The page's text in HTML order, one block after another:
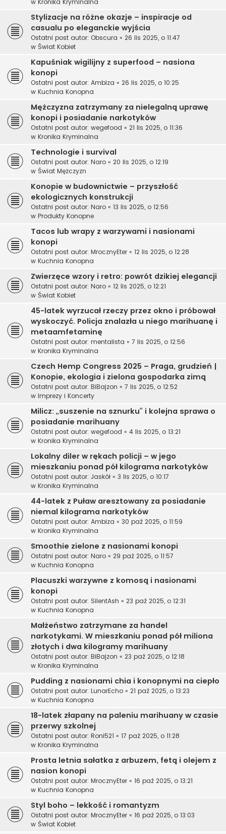
w Kronika Kryminalna
Stylizacje na różne okazje – inspiracje od
casualu po eleganckie wyjścia
Ostatni post autor: Obscura « 26 lis 2025, o 11:47
w Świat Kobiet
Kapuśniak wigilijny z superfood – nasiona
konopi
Ostatni post autor: Ambiza « 26 lis 2025, o 10:25
w Kuchnia Konopna
Mężczyzna zatrzymany za nielegalną uprawę
konopi i posiadanie narkotyków
Ostatni post autor: wegefood « 21 lis 2025, o 11:36
w Kronika Kryminalna
Technologie i survival
Ostatni post autor: Naro « 20 lis 2025, o 12:19
w Świat Mężczyzn
Konopie w budownictwie – przyszłość
ekologicznych konstrukcji
Ostatni post autor: Naro « 13 lis 2025, o 12:56
w Produkty Konopne
Tacos lub wrapy z warzywami i nasionami
konopi
Ostatni post autor: MrocznyEter « 12 lis 2025, o 12:28
w Kuchnia Konopna
Zwierzęce wzory i retro: powrót dzikiej elegancji
Ostatni post autor: Naro « 12 lis 2025, o 12:21
w Świat Kobiet
45-latek wyrzucał rzeczy przez okno i próbował
wyskoczyć. Policja znalazła u niego marihuanę i
metaamfetaminę
Ostatni post autor: mentalista « 7 lis 2025, o 12:56
w Kronika Kryminalna
Czech Hemp Congress 2025 – Praga, grudzień |
Konopie, ekologia i zielona gospodarka zimą
Ostatni post autor: BiBajzon « 7 lis 2025, o 12:52
w Imprezy i Koncerty
Milicz: „suszenie na sznurku” i kolejna sprawa o
posiadanie marihuany
Ostatni post autor: wegefood « 4 lis 2025, o 13:21
w Kronika Kryminalna
Lokalny diler w rękach policji – w jego
mieszkaniu ponad pół kilograma narkotyków
Ostatni post autor: Jaskół « 3 lis 2025, o 10:17
w Kronika Kryminalna
44-latek z Puław aresztowany za posiadanie
niemal kilograma narkotyków
Ostatni post autor: Ambiza « 30 paź 2025, o 11:59
w Kronika Kryminalna
Smoothie zielone z nasionami konopi
Ostatni post autor: Naro « 29 paź 2025, o 11:57
w Kuchnia Konopna
Placuszki warzywne z komosą i nasionami
konopi
Ostatni post autor: SilentAsh « 23 paź 2025, o 12:31
w Kuchnia Konopna
Małżeństwo zatrzymane za handel
narkotykami. W mieszkaniu ponad pół miliona
złotych i dwa kilogramy marihuany
Ostatni post autor: BiBajzon « 23 paź 2025, o 12:18
w Kronika Kryminalna
Pudding z nasionami chia i konopnymi na ciepło
Ostatni post autor: LunarEcho « 21 paź 2025, o 13:23
w Kuchnia Konopna
18-latek złapany na paleniu marihuany w czasie
przerwy szkolnej
Ostatni post autor: Roni521 « 17 paź 2025, o 11:28
w Kronika Kryminalna
Prosta letnia sałatka z arbuzem, fetą i olejem z
nasion konopi
Ostatni post autor: MrocznyEter « 16 paź 2025, o 13:21
w Kuchnia Konopna
Styl boho – lekkość i romantyzm
Ostatni post autor: MrocznyEter « 16 paź 2025, o 13:03
w Świat Kobiet